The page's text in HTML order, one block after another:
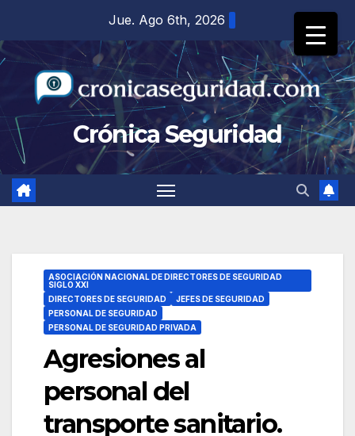
contenido
Jue. Ago 6th, 2026
Crónica Seguridad
ASOCIACIÓN NACIONAL DE DIRECTORES DE SEGURIDAD
SIGLO XXI
DIRECTORES DE SEGURIDAD
JEFES DE SEGURIDAD
PERSONAL DE SEGURIDAD
PERSONAL DE SEGURIDAD PRIVADA
Agresiones al
personal del
transporte sanitario.